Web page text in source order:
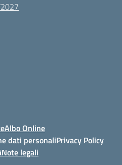
Albo Online
dati personaliPrivacy Policy
Note legali